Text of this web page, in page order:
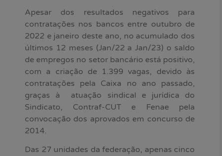
Apesar dos resultados negativos para
contratações nos bancos entre outubro de
2022 e janeiro deste ano, no acumulado dos
últimos 12 meses (Jan/22 a Jan/23) o saldo
de empregos no setor bancário está positivo,
com a criação de 1.399 vagas, devido às
contratações pela Caixa no ano passado,
graças à atuação sindical e jurídica do
Sindicato, Contraf-CUT e Fenae pela
convocação dos aprovados em concurso de
2014.
Das 27 unidades da federação, apenas cinco